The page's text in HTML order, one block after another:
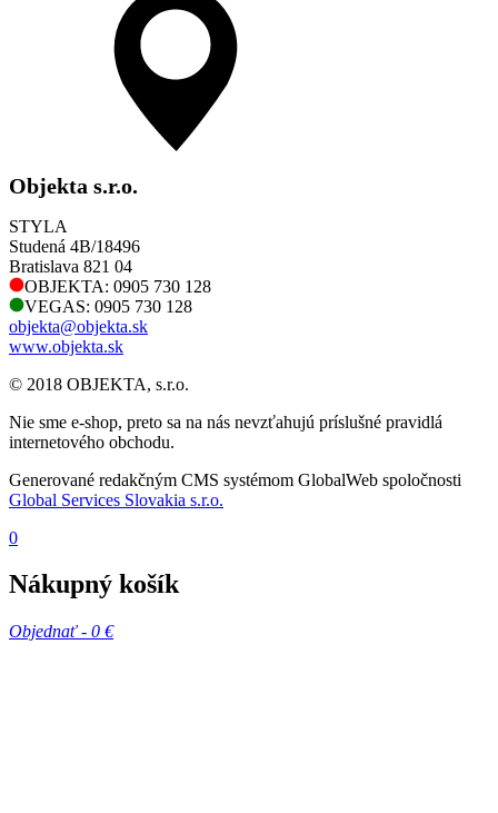
Objekta s.r.o.
STYLA
Studená 4B/18496
Bratislava 821 04
OBJEKTA: 0905 730 128
VEGAS: 0905 730 128
objekta@objekta.sk
www.objekta.sk
© 2018 OBJEKTA, s.r.o.
Nie sme e-shop, preto sa na nás nevzťahujú príslušné pravidlá
internetového obchodu.
Generované redakčným CMS systémom GlobalWeb spoločnosti
Global Services Slovakia s.r.o.
0
Nákupný košík
Objednať - 0 €